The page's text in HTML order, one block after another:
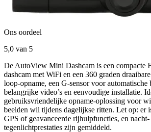
Ons oordeel
5,0 van 5
De AutoView Mini Dashcam is een compacte
dashcam met WiFi en een 360 graden
loop-opname, een G-sensor voor automatische
belangrijke video’s en eenvoudige installatie.
gebruiksvriendelijke opname-oplossing voor
beelden wil tijdens dagelijkse ritten. Let op: er
GPS of geavanceerde rijhulpfuncties, en
tegenlichtprestaties zijn gemiddeld.